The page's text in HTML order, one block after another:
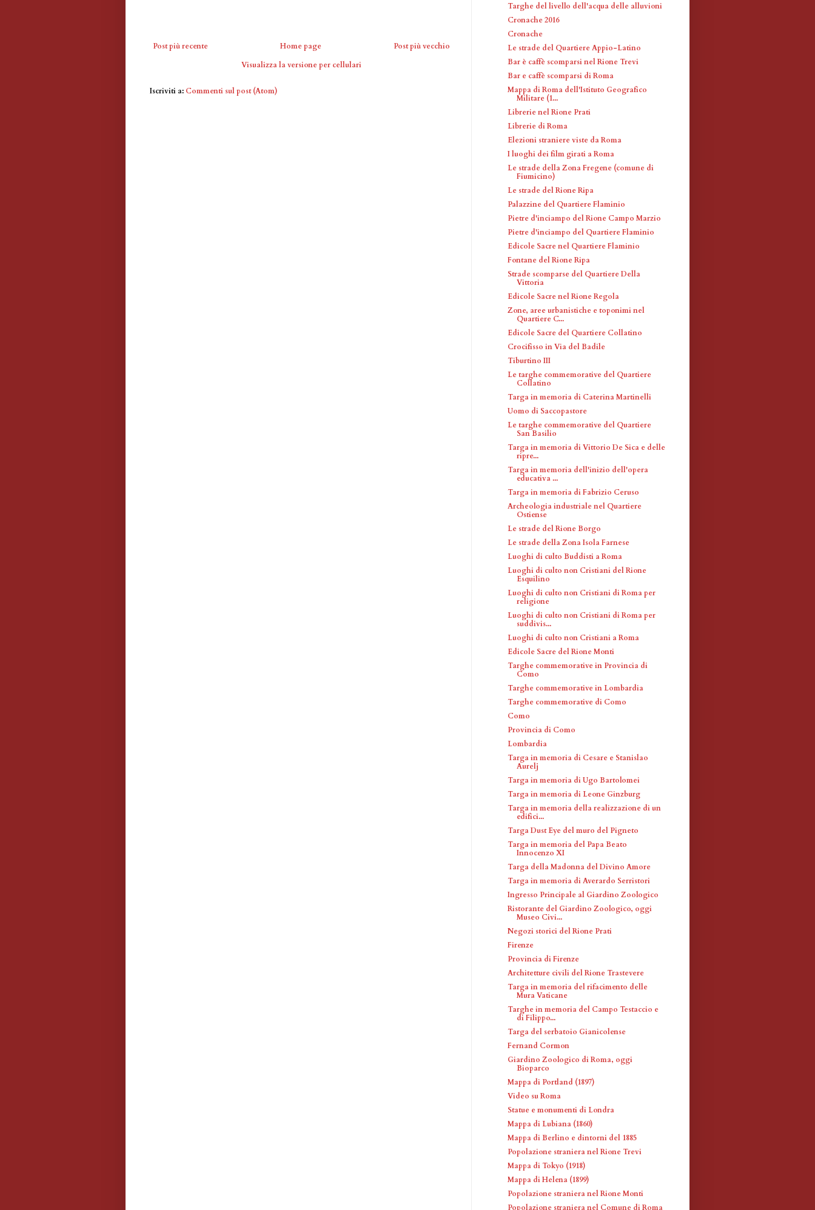
Post più recente Post più vecchio
Home page
Visualizza la versione per cellulari
Iscriviti a: Commenti sul post (Atom)
Targhe del livello dell'acqua delle alluvioni
Cronache 2016
Cronache
Le strade del Quartiere Appio-Latino
Bar è caffè scomparsi nel Rione Trevi
Bar e caffè scomparsi di Roma
Mappa di Roma dell'Istituto Geografico
Militare (1...
Librerie nel Rione Prati
Librerie di Roma
Elezioni straniere viste da Roma
I luoghi dei film girati a Roma
Le strade della Zona Fregene (comune di
Fiumicino)
Le strade del Rione Ripa
Palazzine del Quartiere Flaminio
Pietre d'inciampo del Rione Campo Marzio
Pietre d'inciampo del Quartiere Flaminio
Edicole Sacre nel Quartiere Flaminio
Fontane del Rione Ripa
Strade scomparse del Quartiere Della
Vittoria
Edicole Sacre nel Rione Regola
Zone, aree urbanistiche e toponimi nel
Quartiere C...
Edicole Sacre del Quartiere Collatino
Crocifisso in Via del Badile
Tiburtino III
Le targhe commemorative del Quartiere
Collatino
Targa in memoria di Caterina Martinelli
Uomo di Saccopastore
Le targhe commemorative del Quartiere
San Basilio
Targa in memoria di Vittorio De Sica e delle
ripre...
Targa in memoria dell'inizio dell'opera
educativa ...
Targa in memoria di Fabrizio Ceruso
Archeologia industriale nel Quartiere
Ostiense
Le strade del Rione Borgo
Le strade della Zona Isola Farnese
Luoghi di culto Buddisti a Roma
Luoghi di culto non Cristiani del Rione
Esquilino
Luoghi di culto non Cristiani di Roma per
religione
Luoghi di culto non Cristiani di Roma per
suddivis...
Luoghi di culto non Cristiani a Roma
Edicole Sacre del Rione Monti
Targhe commemorative in Provincia di
Como
Targhe commemorative in Lombardia
Targhe commemorative di Como
Como
Provincia di Como
Lombardia
Targa in memoria di Cesare e Stanislao
Aurelj
Targa in memoria di Ugo Bartolomei
Targa in memoria di Leone Ginzburg
Targa in memoria della realizzazione di un
edifici...
Targa Dust Eye del muro del Pigneto
Targa in memoria del Papa Beato
Innocenzo XI
Targa della Madonna del Divino Amore
Targa in memoria di Averardo Serristori
Ingresso Principale al Giardino Zoologico
Ristorante del Giardino Zoologico, oggi
Museo Civi...
Negozi storici del Rione Prati
Firenze
Provincia di Firenze
Architetture civili del Rione Trastevere
Targa in memoria del rifacimento delle
Mura Vaticane
Targhe in memoria del Campo Testaccio e
di Filippo...
Targa del serbatoio Gianicolense
Fernand Cormon
Giardino Zoologico di Roma, oggi
Bioparco
Mappa di Portland (1897)
Video su Roma
Statue e monumenti di Londra
Mappa di Lubiana (1860)
Mappa di Berlino e dintorni del 1885
Popolazione straniera nel Rione Trevi
Mappa di Tokyo (1918)
Mappa di Helena (1899)
Popolazione straniera nel Rione Monti
Popolazione straniera nel Comune di Roma